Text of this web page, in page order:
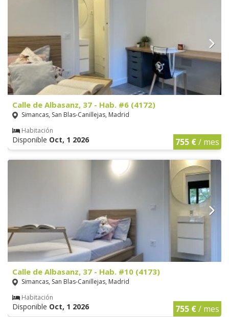
Calle de Albasanz, 37 - Hab. #6 (4172)
Simancas, San Blas-Canillejas, Madrid
Habitación
Disponible Oct, 1 2026 755 €/ mes
Calle de Albasanz, 37 - Hab. #10 (4173)
Simancas, San Blas-Canillejas, Madrid
Habitación
Disponible Oct, 1 2026 755 €/ mes